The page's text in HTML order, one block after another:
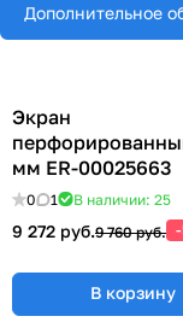
Дополнительное
Экран
мм ER-00025663
0 1 В наличии: 25
9 272 руб.9 760 руб.
В корзину